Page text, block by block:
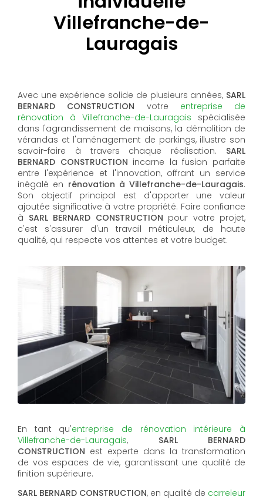
Villefranche-de-
Lauragais
Avec une expérience solide de plusieurs années, SARL
BERNARD CONSTRUCTION votre entreprise de
rénovation à Villefranche-de-Lauragais spécialisée
dans l'agrandissement de maisons, la démolition de
vérandas et l'aménagement de parkings, illustre son
savoir-faire à travers chaque réalisation. SARL
BERNARD CONSTRUCTION incarne la fusion parfaite
entre l'expérience et l'innovation, offrant un service
inégalé en rénovation à Villefranche-de-Lauragais.
Son objectif principal est d'apporter une valeur
ajoutée significative à votre propriété. Faire confiance
à SARL BERNARD CONSTRUCTION pour votre projet,
c'est s'assurer d'un travail méticuleux, de haute
qualité, qui respecte vos attentes et votre budget.
En tant qu'entreprise de rénovation intérieure à
Villefranche-de-Lauragais, SARL BERNARD
CONSTRUCTION est experte dans la transformation
de vos espaces de vie, garantissant une qualité de
finition supérieure.
SARL BERNARD CONSTRUCTION, en qualité de carreleur